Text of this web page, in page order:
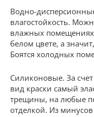
Водно-
влагостойкость.
влажных
белом цвете, а
Боятся холодных
Силиконовые. За
вид краски самый
трещины, на любые
отделкой. Из